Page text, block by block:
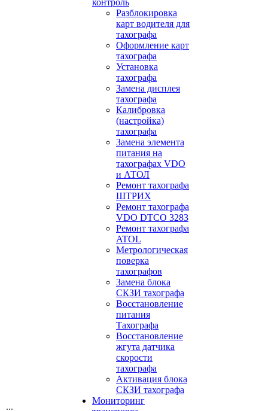
контроль
Разблокировка
карт водителя для
тахографа
Оформление карт
тахографа
Установка
тахографа
Замена дисплея
тахографа
Калибровка
(настройка)
тахографа
Замена элемента
питания на
тахографах VDO
и АТОЛ
Ремонт тахографа
ШТРИХ
Ремонт тахографа
VDO DTCO 3283
Ремонт тахографа
ATOL
Метрологическая
поверка
тахографов
Замена блока
СКЗИ тахографа
Восстановление
питания
Тахографа
Восстановление
жгута датчика
скорости
тахографа
Активация блока
СКЗИ тахографа
Мониторинг